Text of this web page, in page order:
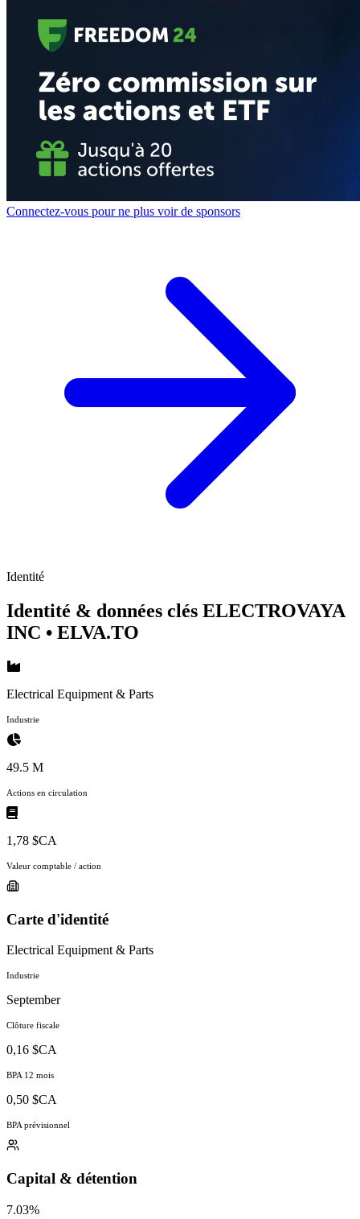
Connectez-vous pour ne plus voir de sponsors
Identité
Identité & données clés ELECTROVAYA
INC • ELVA.TO
Electrical Equipment & Parts
Industrie
49.5 M
Actions en circulation
1,78 $CA
Valeur comptable / action
Carte d'identité
Electrical Equipment & Parts
Industrie
September
Clôture fiscale
0,16 $CA
BPA 12 mois
0,50 $CA
BPA prévisionnel
Capital & détention
7.03%